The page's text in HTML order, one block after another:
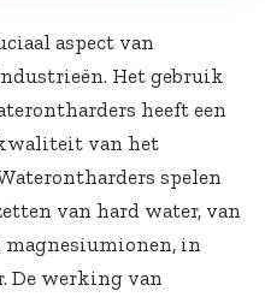
aspect van
Het gebruik
heeft een
van het
spelen
van hard water, van
in
De werking van